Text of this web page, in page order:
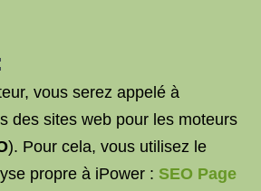
vous serez appelé à
des sites web pour les moteurs
). Pour cela, vous utilisez le
propre à iPower : SEO Page